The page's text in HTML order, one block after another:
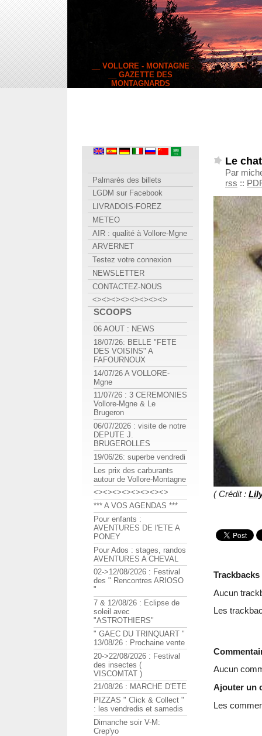
__ VOLLORE - MONTAGNE
__ GAZETTE DES
MONTAGNARDS
Le
Par
rss ::
( Crédit :
Trackbacks
Aucun
Les
Aucun
Ajouter un
Les
Palmarès des billets
LGDM sur Facebook
LIVRADOIS-FOREZ
METEO
AIR : qualité à Vollore-Mgne
ARVERNET
Testez votre connexion
NEWSLETTER
CONTACTEZ-NOUS
<><><><><><><><>
SCOOPS
06 AOUT : NEWS
18/07/26: BELLE "FETE
DES VOISINS" A
FAFOURNOUX
14/07/26 A VOLLORE-
Mgne
11/07/26 : 3 CEREMONIES
Vollore-Mgne & Le
Brugeron
06/07/2026 : visite de notre
DEPUTE J.
BRUGEROLLES
19/06/26: superbe vendredi
Les prix des carburants
autour de Vollore-Montagne
<><><><><><><><>
*** A VOS AGENDAS ***
Pour enfants :
AVENTURES DE l'ETE A
PONEY
Pour Ados : stages, randos
AVENTURES A CHEVAL
02->12/08/2026 : Festival
des " Rencontres ARIOSO
"
7 & 12/08/26 : Eclipse de
soleil avec
"ASTROTHIERS"
" GAEC DU TRINQUART "
13/08/26 : Prochaine vente
20->22/08/2026 : Festival
des insectes (
VISCOMTAT )
21/08/26 : MARCHE D'ETE
PIZZAS " Click & Collect "
: les vendredis et samedis
Dimanche soir V-M:
Crep'yo